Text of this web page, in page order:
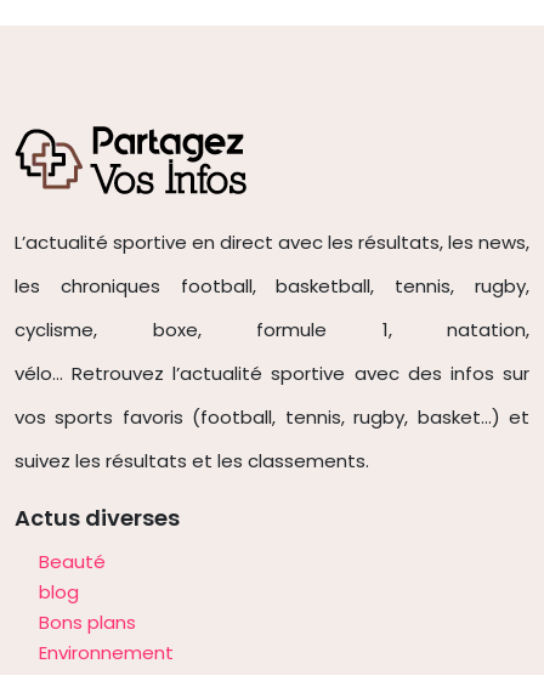
L’actualité sportive en direct avec les résultats, les news,
les chroniques football, basketball, tennis, rugby,
cyclisme, boxe, formule 1, natation,
vélo… Retrouvez l’actualité sportive avec des infos sur
vos sports favoris (football, tennis, rugby, basket…) et
suivez les résultats et les classements.
Actus diverses
Beauté
blog
Bons plans
Environnement